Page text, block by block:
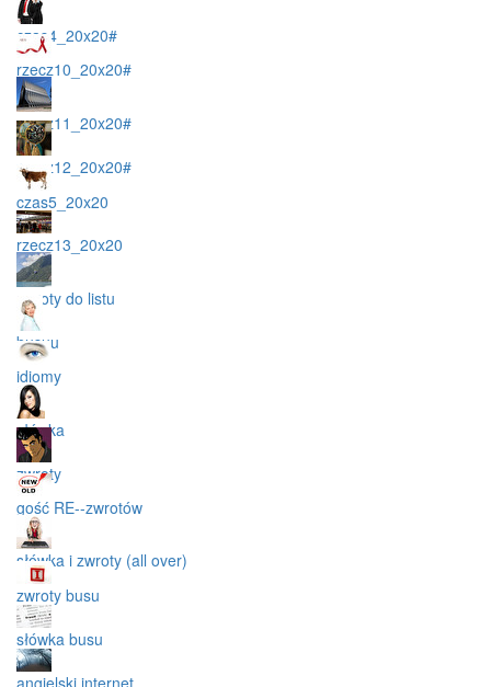
czas4_20x20#
rzecz10_20x20#
rzecz11_20x20#
rzecz12_20x20#
czas5_20x20
rzecz13_20x20
zwroty do listu
busuu
idiomy
słówka
zwroty
gość RE--zwrotów
słówka i zwroty (all over)
zwroty busu
słówka busu
angielski internet